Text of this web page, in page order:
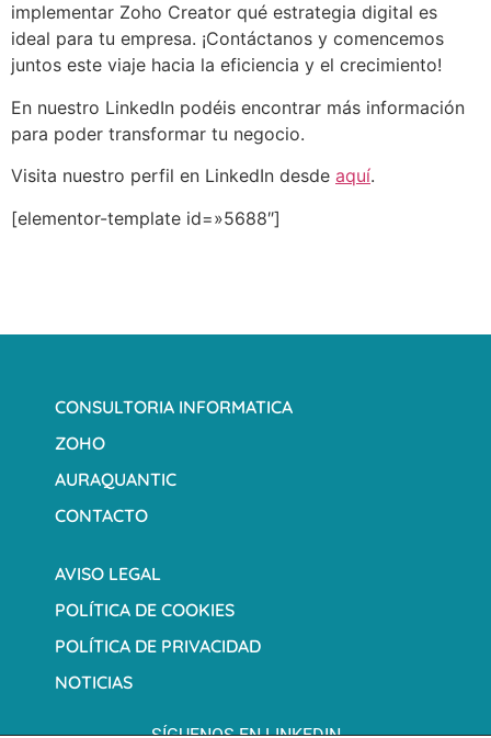
implementar Zoho Creator qué estrategia digital es
ideal para tu empresa. ¡Contáctanos y comencemos
juntos este viaje hacia la eficiencia y el crecimiento!
En nuestro LinkedIn podéis encontrar más información
para poder transformar tu negocio.
Visita nuestro perfil en LinkedIn desde aquí.
[elementor-template id=»5688″]
CONSULTORIA INFORMATICA
ZOHO
AURAQUANTIC
CONTACTO
AVISO LEGAL
POLÍTICA DE COOKIES
POLÍTICA DE PRIVACIDAD
NOTICIAS